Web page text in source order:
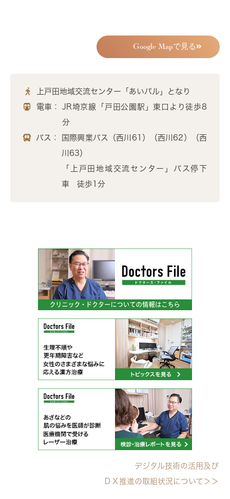
Google Mapで見る
上戸田地域交流センター「あいパル」となり
電車：
JR埼京線「戸田公園駅」東口より徒歩8
分
バス：
国際興業バス（西川61）（西川62）（西
川63）
「上戸田地域交流センター」バス停下
車 徒歩1分
デジタル技術の活用及び
ＤＸ推進の取組状況について＞＞